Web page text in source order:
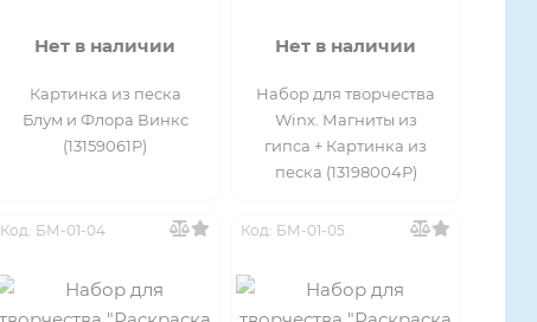
Нет в наличии
Картинка из песка
Блум и Флора Винкс
(13159061Р)
Нет в наличии
Набор для творчества
Winx. Магниты из
гипса + Картинка из
песка (13198004Р)
Код: БМ-01-04 Код: БМ-01-05